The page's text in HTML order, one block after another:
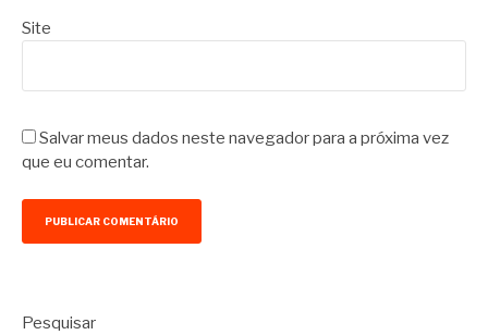
Site
Salvar meus dados neste navegador para a próxima vez
que eu comentar.
Pesquisar